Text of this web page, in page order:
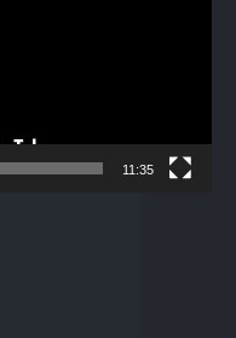
11:35